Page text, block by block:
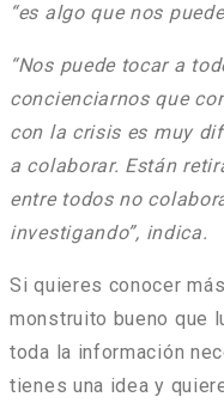
“es algo que nos
“Nos puede tocar a
concienciarnos que
con la crisis es muy
a colaborar. Están
entre todos no
investigando”, indica.
Si quieres conocer
monstruito bueno que
toda la información
tienes una idea y